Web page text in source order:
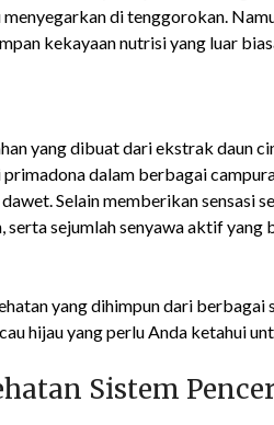
di tenggorokan.
kekayaan nutrisi yang luar
yang dibuat dari ekstrak daun
dalam berbagai
Selain memberikan sensasi
serta sejumlah senyawa aktif
yang dihimpun dari
hijau yang perlu Anda ketahui
Sistem